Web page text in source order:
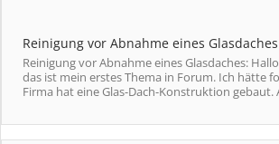
Reinigung vor Abnahme eines Glasdaches
Reinigung vor Abnahme eines Glasdaches:
das ist mein erstes Thema in Forum. Ich hätte
Firma hat eine Glas-Dach-Konstruktion gebaut.